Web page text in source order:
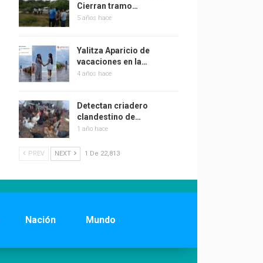
Cierran tramo…
5 años hace
Yalitza Aparicio de
vacaciones en la…
4 años hace
Detectan criadero
clandestino de…
1 año hace
PREV NEXT 1 De 22,813
Nación Mundo